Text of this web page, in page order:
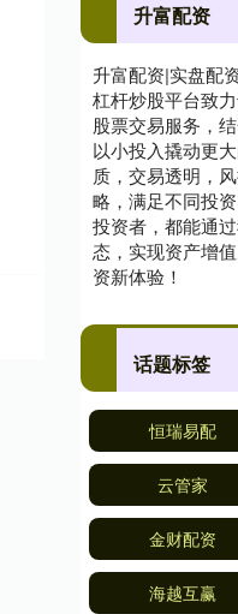
升富配资
升富配资|实盘配
杠杆炒股平台致
股票交易服务，
以小投入撬动更
质，交易透明，
略，满足不同投
投资者，都能通
态，实现资产增
资新体验！
话题标签
恒瑞易配
云管家
金财配资
海越互赢